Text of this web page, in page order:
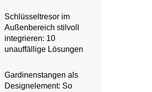
Schlüsseltresor im
Außenbereich stilvoll
integrieren: 10
unauffällige Lösungen
Gardinenstangen als
Designelement: So